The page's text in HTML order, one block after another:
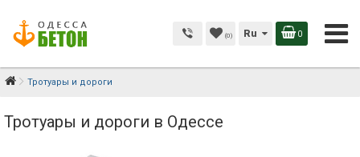
(0) Ru 0
Тротуары и дороги
Тротуары и дороги в Одессе